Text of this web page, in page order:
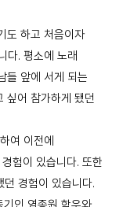
도 하고 처음이자
다. 평소에 노래
들 앞에 서게 되는
싶어 참가하게 됐던
여 이전에
험이 있습니다. 또한
경험이 있습니다.